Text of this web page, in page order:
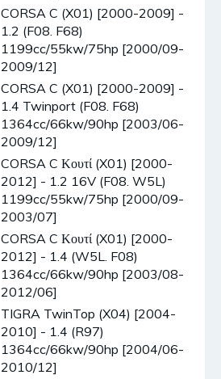
CORSA C (X01) [2000-2009] -
1.2 (F08. F68)
1199cc/55kw/75hp [2000/09-
2009/12]
CORSA C (X01) [2000-2009] -
1.4 Twinport (F08. F68)
1364cc/66kw/90hp [2003/06-
2009/12]
CORSA C Κουτί (X01) [2000-
2012] - 1.2 16V (F08. W5L)
1199cc/55kw/75hp [2000/09-
2003/07]
CORSA C Κουτί (X01) [2000-
2012] - 1.4 (W5L. F08)
1364cc/66kw/90hp [2003/08-
2012/06]
TIGRA TwinTop (X04) [2004-
2010] - 1.4 (R97)
1364cc/66kw/90hp [2004/06-
2010/12]